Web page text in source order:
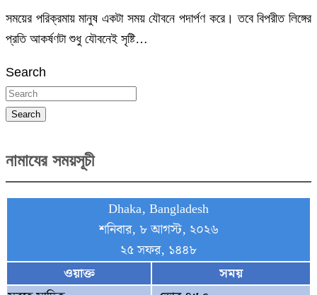
সময়ের পরিক্রমায় মানুষ একটা সময় যৌবনে পদার্পণ করে। তবে বিপরীত লিঙ্গের
প্রতি আকর্ষণটা শুধু যৌবনেই সৃষ্টি…
Search
Search
নামাযের সময়সূচী
Dhaka, Bangladesh
শনিবার, ৮ আগস্ট, ২০২৬
২৫ সফর, ১৪৪৮
ওয়াক্ত
সময়